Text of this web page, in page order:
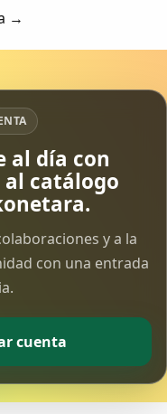
→
al día con
catálogo
y a la
con una entrada
cuenta